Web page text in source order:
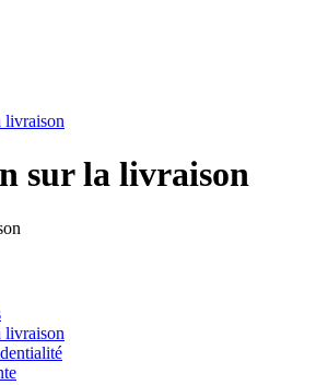
livraison
sur la livraison
livraison